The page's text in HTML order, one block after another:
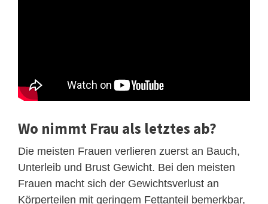
Wo nimmt Frau als letztes ab?
Die meisten Frauen verlieren zuerst an Bauch,
Unterleib und Brust Gewicht. Bei den meisten
Frauen macht sich der Gewichtsverlust an
Körperteilen mit geringem Fettanteil bemerkbar,